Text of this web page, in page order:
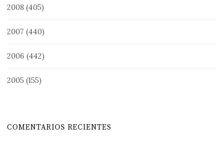
2008 (405)
2007 (440)
2006 (442)
2005 (155)
COMENTARIOS RECIENTES